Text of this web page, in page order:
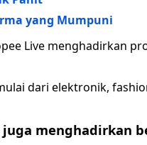
yang Mumpuni
Live menghadirkan
dari elektronik,
juga menghadirkan